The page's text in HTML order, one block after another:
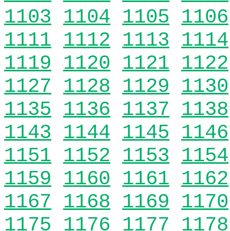
1103 1104 1105 1106
1111 1112 1113 1114
1119 1120 1121 1122
1127 1128 1129 1130
1135 1136 1137 1138
1143 1144 1145 1146
1151 1152 1153 1154
1159 1160 1161 1162
1167 1168 1169 1170
1175 1176 1177 1178